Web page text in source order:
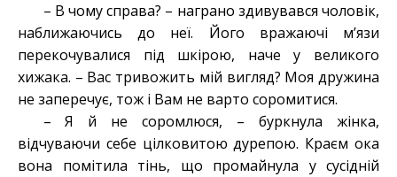
– В чому справа? – награно здивувався чоловік,
наближаючись до неї. Його вражаючі м’язи
перекочувалися під шкірою, наче у великого
хижака. – Вас тривожить мій вигляд? Моя дружина
не заперечує, тож і Вам не варто соромитися.
– Я й не соромлюся, – буркнула жінка,
відчуваючи себе цілковитою дурепою. Краєм ока
вона помітила тінь, що промайнула у сусідній